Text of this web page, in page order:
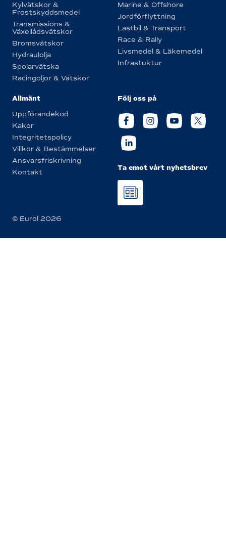
Kylvätskor &
Frostskyddsmedel
Transmissions &
Växellådsvätskor
Bromsvätskor
Hydraulolja
Spolarvätska
Racingoljor & Vätskor
Marine & Offshore
Jordförflyttning
Lastbil & Transport
Race & Rally
Livsmedel & Läkemedel
Infrastuktur
Allmänt
Uppförandekod
Kakor
Integritetspolicy
Villkor & Bestämmelser
Ansvarsfriskrivning
Kontakt
Följ oss på
Ta emot vårt nyhetsbrev
© Eurol 2026